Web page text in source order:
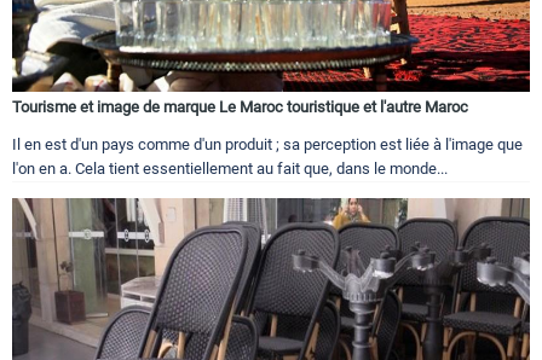
Tourisme et image de marque Le Maroc touristique et l'autre Maroc
Il en est d'un pays comme d'un produit ; sa perception est liée à l'image que
l'on en a. Cela tient essentiellement au fait que, dans le monde...